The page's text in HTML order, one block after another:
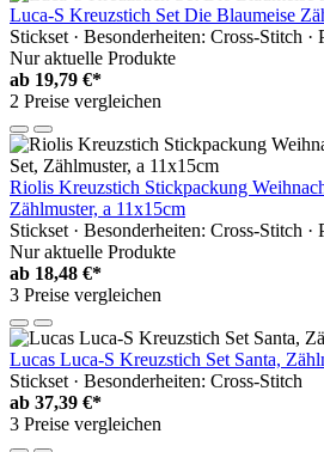
Luca-S Kreuzstich Set Die Blaumeise
Stickset · Besonderheiten: Cross-Stitch ·
Nur aktuelle Produkte
ab 19,79 €*
2 Preise vergleichen
Riolis Kreuzstich Stickpackung
Zählmuster, a 11x15cm
Stickset · Besonderheiten: Cross-Stitch ·
Nur aktuelle Produkte
ab 18,48 €*
3 Preise vergleichen
Lucas Luca-S Kreuzstich Set Santa,
Stickset · Besonderheiten: Cross-Stitch
ab 37,39 €*
3 Preise vergleichen